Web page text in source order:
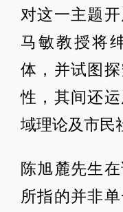
对这一主题
马敏教授将
体，并试图
性，其间还
域理论及市民
陈旭麓先生
所指的并非